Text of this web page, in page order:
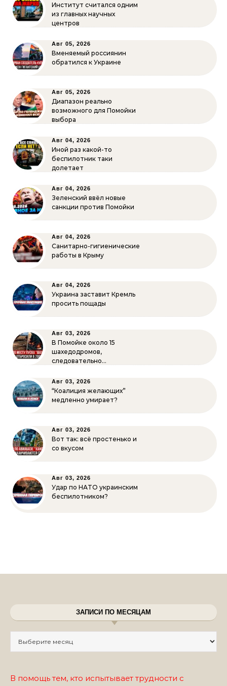
Институт считался одним
из главных научных
центров
Авг 05, 2026
Вменяемый россиянин
обратился к Украине
Авг 05, 2026
Диапазон реально
возможного для Помойки
выбора
Авг 04, 2026
Иной раз какой-то
беспилотник таки
долетает
Авг 04, 2026
Зеленский ввёл новые
санкции против Помойки
Авг 04, 2026
Санитарно-гигиенические
работы в Крыму
Авг 04, 2026
Украина заставит Кремль
просить пощады
Авг 03, 2026
В Помойке около 15
шахедодромов,
следовательно…
Авг 03, 2026
“Коалиция желающих”
медленно умирает?
Авг 03, 2026
Вот так: всё простенько и
со вкусом
Авг 03, 2026
Удар по НАТО украинским
беспилотником?
ЗАПИСИ ПО МЕСЯЦАМ
В помощь тем, кто испытывает трудности с